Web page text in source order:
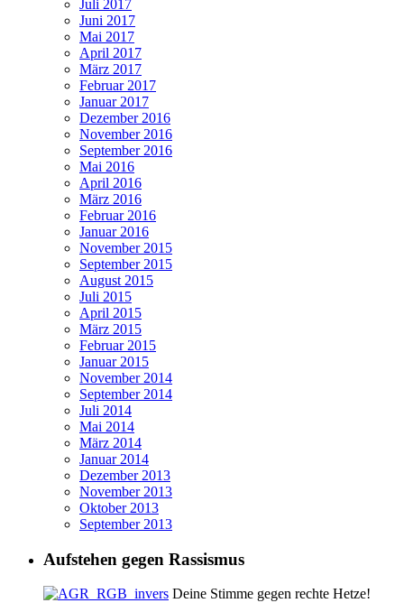
Juli 2017
Juni 2017
Mai 2017
April 2017
März 2017
Februar 2017
Januar 2017
Dezember 2016
November 2016
September 2016
Mai 2016
April 2016
März 2016
Februar 2016
Januar 2016
November 2015
September 2015
August 2015
Juli 2015
April 2015
März 2015
Februar 2015
Januar 2015
November 2014
September 2014
Juli 2014
Mai 2014
März 2014
Januar 2014
Dezember 2013
November 2013
Oktober 2013
September 2013
Aufstehen gegen Rassismus
Deine Stimme gegen rechte Hetze!